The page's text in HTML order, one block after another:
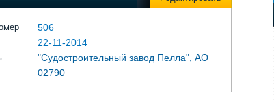
506
22-11-2014
"Судостроительный завод Пелла", АО
02790